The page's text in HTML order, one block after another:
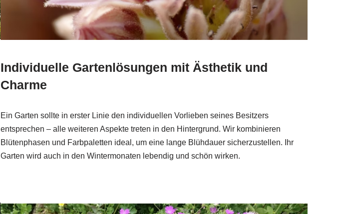
Individuelle Gartenlösungen mit Ästhetik und
Charme
Ein Garten sollte in erster Linie den individuellen Vorlieben seines Besitzers
entsprechen – alle weiteren Aspekte treten in den Hintergrund. Wir kombinieren
Blütenphasen und Farbpaletten ideal, um eine lange Blühdauer sicherzustellen. Ihr
Garten wird auch in den Wintermonaten lebendig und schön wirken.